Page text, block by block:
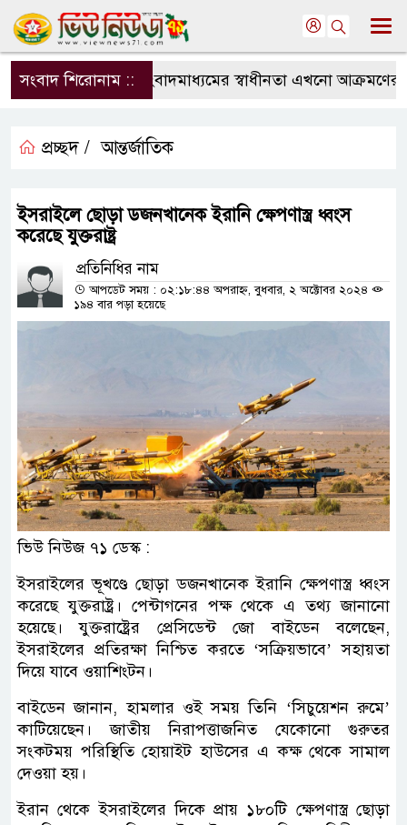
সংবাদ শিরোনাম ::সংবাদমাধ্যমের স্বাধীনতা এখনো আক্রমণের
প্রচ্ছদ / আন্তর্জাতিক
ইসরাইলে ছোড়া ডজনখানেক ইরানি ক্ষেপণাস্ত্র ধ্বংস
করেছে যুক্তরাষ্ট্র
প্রতিনিধির নাম
আপডেট সময় : ০২:১৮:৪৪ অপরাহ্ন, বুধবার, ২ অক্টোবর ২০২৪
১৯৪ বার পড়া হয়েছে
ভিউ নিউজ ৭১ ডেস্ক :
ইসরাইলের ভূখণ্ডে ছোড়া ডজনখানেক ইরানি ক্ষেপণাস্ত্র ধ্বংস
করেছে যুক্তরাষ্ট্র। পেন্টাগনের পক্ষ থেকে এ তথ্য জানানো
হয়েছে। যুক্তরাষ্ট্রের প্রেসিডেন্ট জো বাইডেন বলেছেন,
ইসরাইলের প্রতিরক্ষা নিশ্চিত করতে ‘সক্রিয়ভাবে’ সহায়তা
দিয়ে যাবে ওয়াশিংটন।
বাইডেন জানান, হামলার ওই সময় তিনি ‘সিচুয়েশন রুমে’
কাটিয়েছেন। জাতীয় নিরাপত্তাজনিত যেকোনো গুরুতর
সংকটময় পরিস্থিতি হোয়াইট হাউসের এ কক্ষ থেকে সামাল
দেওয়া হয়।
ইরান থেকে ইসরাইলের দিকে প্রায় ১৮০টি ক্ষেপণাস্ত্র ছোড়া